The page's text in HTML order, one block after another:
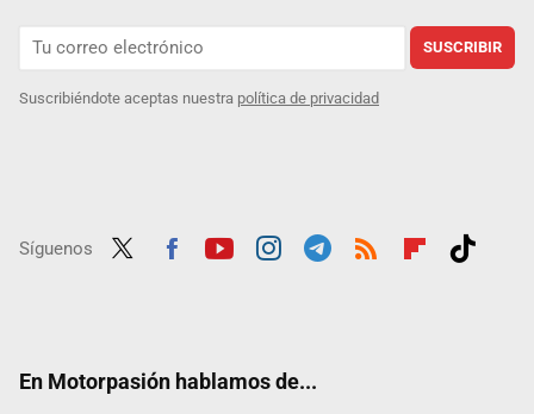
SUSCRIBIR
Suscribiéndote aceptas nuestra política de privacidad
Síguenos
En Motorpasión hablamos de...